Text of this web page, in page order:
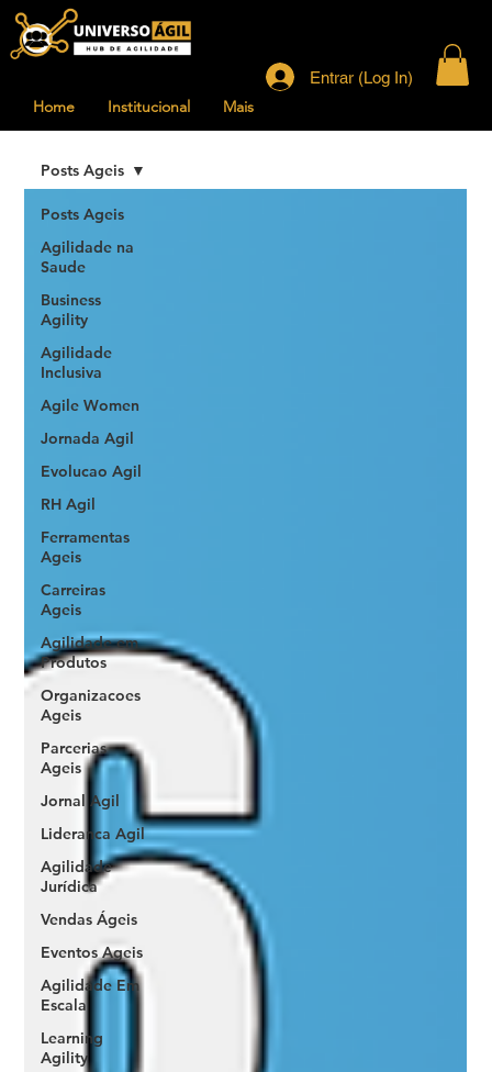
Home Institucional Mais
Entrar (Log In)
Posts Ageis
Agilidade na
Saude
Business
Agility
Agilidade
Inclusiva
Agile Women
Jornada Agil
Evolucao Agil
RH Agil
Ferramentas
Ageis
Carreiras
Ageis
Agilidade em
Produtos
Organizacoes
Ageis
Parcerias
Ageis
Jornal Agil
Lideranca Agil
Agilidade
Jurídica
Vendas Ágeis
Eventos Ageis
Agilidade Em
Escala
Learning
Agility
Posts Ageis